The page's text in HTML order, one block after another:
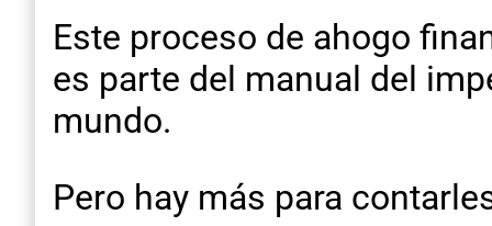
Este proceso de ahogo
es parte del manual del
mundo.
Pero hay más para